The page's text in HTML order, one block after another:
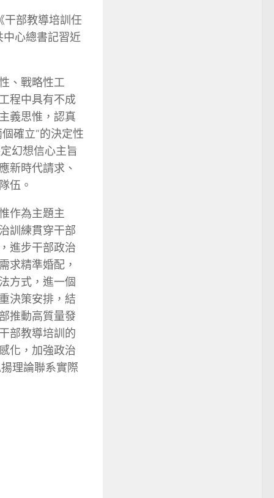
干部教導培訓任
心總書記習近
、戰略性工
程中具有不成
義思惟，認真
確立”的決定性
幻想信心主旨
新時代請求、
伍。
作為主題主
訓練貫穿干部
進步干部政治
求精準婚配，
方式，進一個
決策安排，結
推動高質量發
部教導培訓的
化，加強政治
理論聯系實際